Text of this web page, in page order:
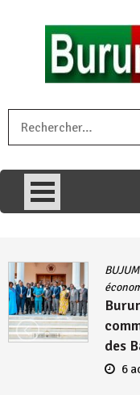
umariye umuryango
des
6